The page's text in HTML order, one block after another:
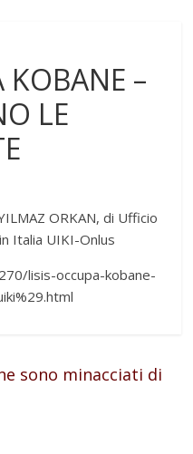
KOBANE –
LE
ORKAN, di Ufficio
Italia UIKI-Onlus
lisis-occupa-kobane-
sono minacciati di